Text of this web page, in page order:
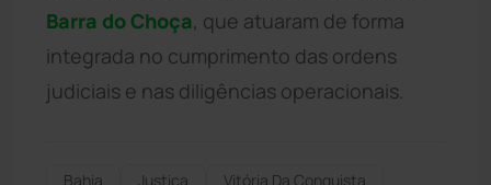
Barra do Choça, que atuaram de forma
integrada no cumprimento das ordens
judiciais e nas diligências operacionais.
Bahia Justiça Vitória Da Conquista